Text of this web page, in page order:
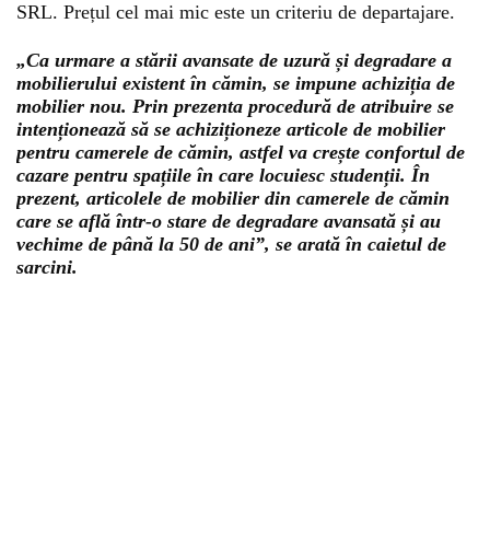
SRL. Prețul cel mai mic este un criteriu de departajare.
„Ca urmare a stării avansate de uzură și degradare a
mobilierului existent în cămin, se impune achiziția de
mobilier nou. Prin prezenta procedură de atribuire se
intenționează să se achiziționeze articole de mobilier
pentru camerele de cămin, astfel va crește confortul de
cazare pentru spațiile în care locuiesc studenții. În
prezent, articolele de mobilier din camerele de cămin
care se află într-o stare de degradare avansată și au
vechime de până la 50 de ani”, se arată în caietul de
sarcini.